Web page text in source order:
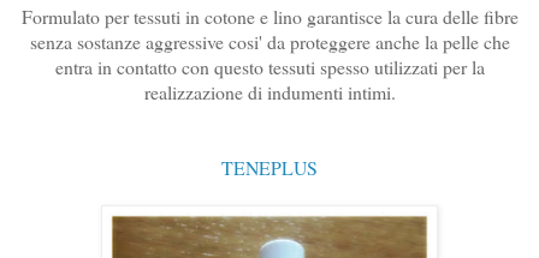
Formulato per tessuti in cotone e lino garantisce la cura delle fibre
senza sostanze aggressive cosi' da proteggere anche la pelle che
entra in contatto con questo tessuti spesso utilizzati per la
realizzazione di indumenti intimi.
TENEPLUS